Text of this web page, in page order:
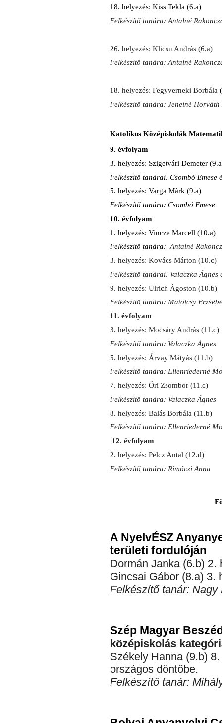
18. helyezés: Kiss Tekla (6.a)
Felkészítő tanára: Antalné
26. helyezés: Klicsu András (6.a)
Felkészítő tanára: Antalné
18. helyezés: Fegyverneki Borbála
Felkészítő tanára: Jeneiné Horváth
Katolikus Középiskolák
9. évfolyam
3. helyezés: Szigetvári Demeter
Felkészítő tanárai: Csombó Emese
5. helyezés: Varga Márk (9.a)
Felkészítő tanára: Csombó Emese
10. évfolyam
1. helyezés: Vincze Marcell (10.a)
Felkészítő tanára: Antalné
3. helyezés: Kovács Márton (10.c)
Felkészítő tanárai: Valaczka Ágnes
9. helyezés: Ulrich Ágoston (10.b)
Felkészítő tanára: Matolcsy
11. évfolyam
3. helyezés: Mocsáry András (11.c)
Felkészítő tanára: Valaczka Ágnes
5. helyezés: Árvay Mátyás (11.b)
Felkészítő tanára: Ellenriederné
7. helyezés: Őri Zsombor (11.c)
Felkészítő tanára: Valaczka Ágnes
8. helyezés: Balás Borbála (11.b)
Felkészítő tanára: Ellenriederné
12. évfolyam
2. helyezés: Pelcz Antal (12.d)
Felkészítő tanára: Rimóczi Anna
A NyelvÉSZ
területi fordulóján
Dormán Janka (6.b) 2.
Gincsai Gábor (8.a) 3.
Felkészítő tanár: Nagy
Szép Magyar
középiskolás
Székely Hanna (9.b)
országos döntőbe.
Felkészítő tanár: